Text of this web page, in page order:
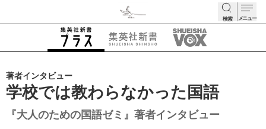
検索 メニュー
著者インタビュー
学校では教わらなかった国語
『大人のための国語ゼミ』著者インタビュー